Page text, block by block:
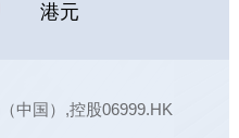
港元
中国）,控股06999.HK